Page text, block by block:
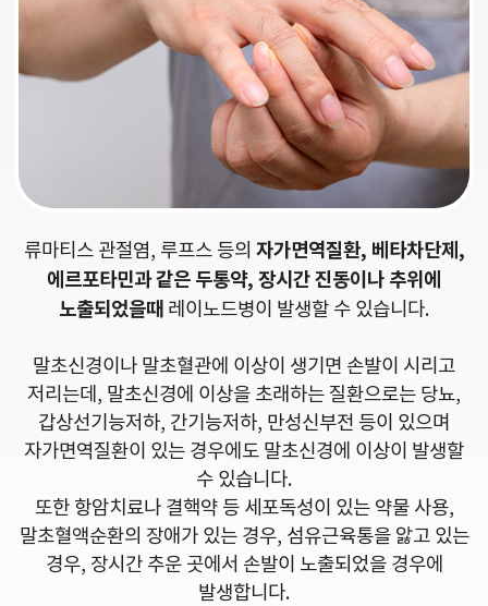
류마티스 관절염, 루프스 등의 자가면역질환, 베타차단제,
에르포타민과 같은 두통약, 장시간 진동이나 추위에
노출되었을때 레이노드병이 발생할 수 있습니다.
말초신경이나 말초혈관에 이상이 생기면 손발이 시리고
저리는데, 말초신경에 이상을 초래하는 질환으로는 당뇨,
갑상선기능저하, 간기능저하, 만성신부전 등이 있으며
자가면역질환이 있는 경우에도 말초신경에 이상이 발생할
수 있습니다.
또한 항암치료나 결핵약 등 세포독성이 있는 약물 사용,
말초혈액순환의 장애가 있는 경우, 섬유근육통을 앓고 있는
경우, 장시간 추운 곳에서 손발이 노출되었을 경우에
발생합니다.